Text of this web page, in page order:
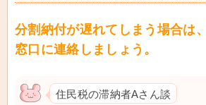
分割納付が遅れてしまう場合は
窓口に連絡しましょう。
住民税の滞納者Aさん談